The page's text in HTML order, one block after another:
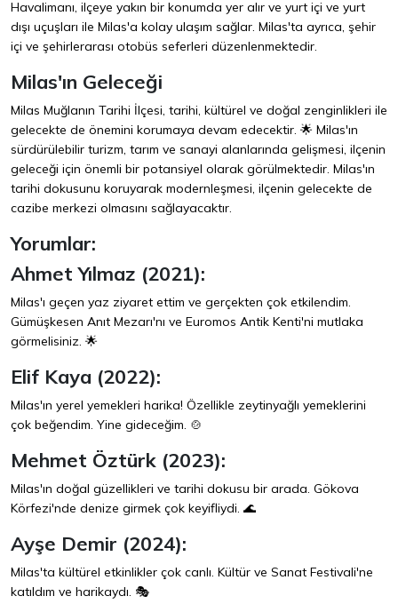
Havalimanı, ilçeye yakın bir konumda yer alır ve yurt içi ve yurt
dışı uçuşları ile Milas'a kolay ulaşım sağlar. Milas'ta ayrıca, şehir
içi ve şehirlerarası otobüs seferleri düzenlenmektedir.
Milas'ın Geleceği
Milas Muğlanın Tarihi İlçesi, tarihi, kültürel ve doğal zenginlikleri ile
gelecekte de önemini korumaya devam edecektir. 🌟 Milas'ın
sürdürülebilir turizm, tarım ve sanayi alanlarında gelişmesi, ilçenin
geleceği için önemli bir potansiyel olarak görülmektedir. Milas'ın
tarihi dokusunu koruyarak modernleşmesi, ilçenin gelecekte de
cazibe merkezi olmasını sağlayacaktır.
Yorumlar:
Ahmet Yılmaz (2021):
Milas'ı geçen yaz ziyaret ettim ve gerçekten çok etkilendim.
Gümüşkesen Anıt Mezarı'nı ve Euromos Antik Kenti'ni mutlaka
görmelisiniz. 🌟
Elif Kaya (2022):
Milas'ın yerel yemekleri harika! Özellikle zeytinyağlı yemeklerini
çok beğendim. Yine gideceğim. 🍲
Mehmet Öztürk (2023):
Milas'ın doğal güzellikleri ve tarihi dokusu bir arada. Gökova
Körfezi'nde denize girmek çok keyifliydi. 🌊
Ayşe Demir (2024):
Milas'ta kültürel etkinlikler çok canlı. Kültür ve Sanat Festivali'ne
katıldım ve harikaydı. 🎭